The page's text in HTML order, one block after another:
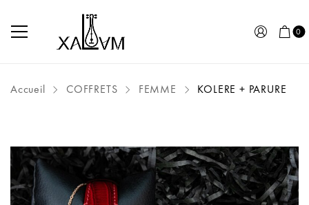
0
Accueil COFFRETS FEMME KOLERE + PARURE